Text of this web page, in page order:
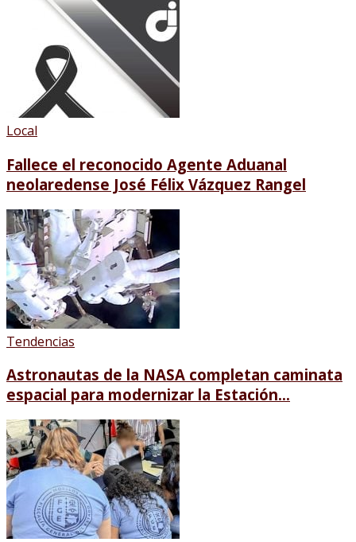
Local
Fallece el reconocido Agente Aduanal
neolaredense José Félix Vázquez Rangel
Tendencias
Astronautas de la NASA completan caminata
espacial para modernizar la Estación...